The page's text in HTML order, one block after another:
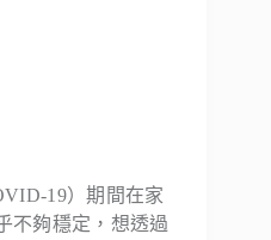
19）期間在家
不夠穩定，想透過